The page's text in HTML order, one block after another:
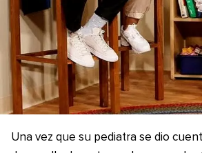
Una vez que su pediatra se dio